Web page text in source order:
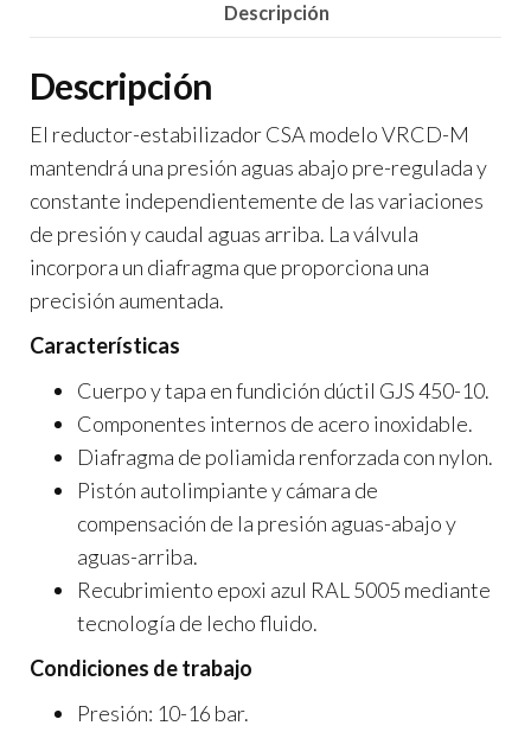
Descripción
Descripción
El reductor-estabilizador CSA modelo VRCD-M
mantendrá una presión aguas abajo pre-regulada y
constante independientemente de las variaciones
de presión y caudal aguas arriba. La válvula
incorpora un diafragma que proporciona una
precisión aumentada.
Características
Cuerpo y tapa en fundición dúctil GJS 450-10.
Componentes internos de acero inoxidable.
Diafragma de poliamida renforzada con nylon.
Pistón autolimpiante y cámara de
compensación de la presión aguas-abajo y
aguas-arriba.
Recubrimiento epoxi azul RAL 5005 mediante
tecnología de lecho fluido.
Condiciones de trabajo
Presión: 10-16 bar.